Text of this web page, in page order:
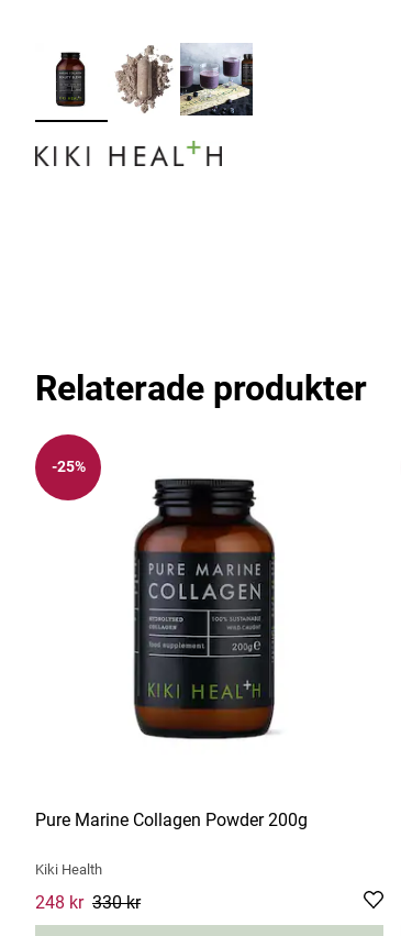
Relaterade produkter
-25%
Pure Marine Collagen Powder 200g
Kiki Health
Current price:
248 kr 330 kr